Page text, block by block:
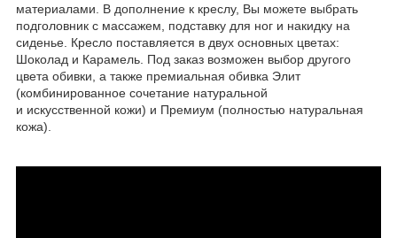
материалами. В дополнение к креслу, Вы можете выбрать
подголовник с массажем, подставку для ног и накидку на
сиденье. Кресло поставляется в двух основных цветах:
Шоколад и Карамель. Под заказ возможен выбор другого
цвета обивки, а также премиальная обивка Элит
(комбинированное сочетание натуральной
и искусственной кожи) и Премиум (полностью натуральная
кожа).